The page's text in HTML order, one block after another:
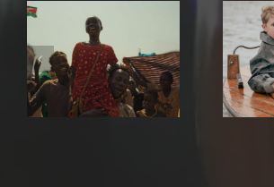
Amrum